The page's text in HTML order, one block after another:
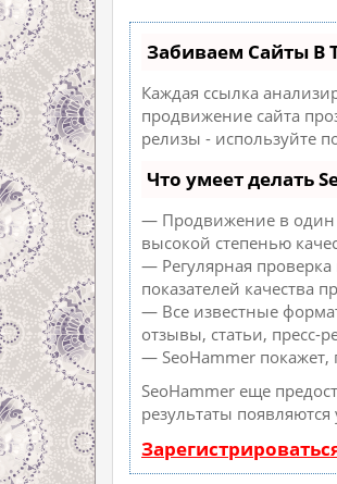
Забиваем Сайты В
Каждая ссылка
продвижение сайта
релизы - используйте
Что умеет делать
— Продвижение в один
высокой степенью
— Регулярная
показателей качества
— Все известные
отзывы, статьи, пресс-
— SeoHammer покажет,
SeoHammer еще
результаты